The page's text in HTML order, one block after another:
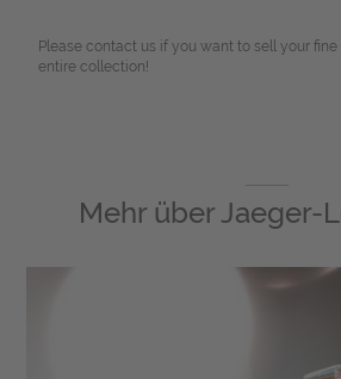
Please contact us if you want to sell your
entire collection!
Mehr überJaeger-